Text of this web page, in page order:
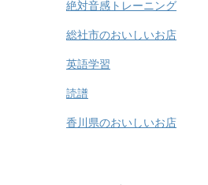
絶対音感トレーニング
総社市のおいしいお店
英語学習
読譜
香川県のおいしいお店